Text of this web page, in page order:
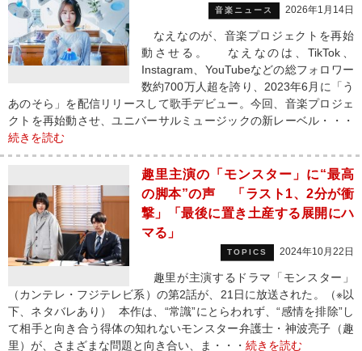
音楽ニュース 2026年1月14日
なえなのが、音楽プロジェクトを再始
動させる。 なえなのは、TikTok、
Instagram、YouTubeなどの総フォロワー
数約700万人超を誇り、2023年6月に「う
あのそら」を配信リリースして歌手デビュー。今回、音楽プロジェ
クトを再始動させ、ユニバーサルミュージックの新レーベル・・・
続きを読む
趣里主演の「モンスター」に“最高
の脚本”の声 「ラスト1、2分が衝
撃」「最後に置き土産する展開にハ
マる」
TOPICS 2024年10月22日
趣里が主演するドラマ「モンスター」
（カンテレ・フジテレビ系）の第2話が、21日に放送された。（※以
下、ネタバレあり） 本作は、“常識”にとらわれず、“感情を排除”し
て相手と向き合う得体の知れないモンスター弁護士・神波亮子（趣
里）が、さまざまな問題と向き合い、ま・・・ 続きを読む